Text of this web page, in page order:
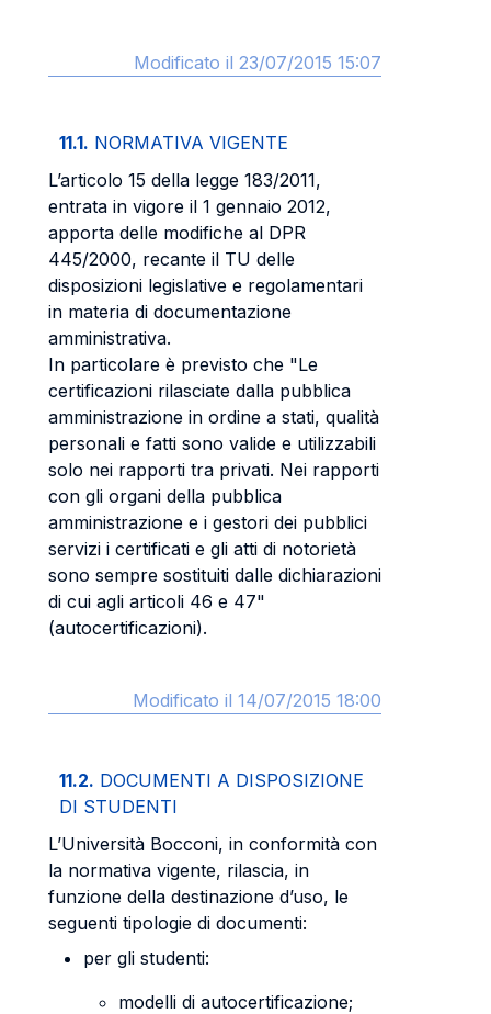
Modificato il 23/07/2015 15:07
11.1. NORMATIVA VIGENTE
L’articolo 15 della legge 183/2011,
entrata in vigore il 1 gennaio 2012,
apporta delle modifiche al DPR
445/2000, recante il TU delle
disposizioni legislative e regolamentari
in materia di documentazione
amministrativa.
In particolare è previsto che "Le
certificazioni rilasciate dalla pubblica
amministrazione in ordine a stati, qualità
personali e fatti sono valide e utilizzabili
solo nei rapporti tra privati. Nei rapporti
con gli organi della pubblica
amministrazione e i gestori dei pubblici
servizi i certificati e gli atti di notorietà
sono sempre sostituiti dalle dichiarazioni
di cui agli articoli 46 e 47"
(autocertificazioni).
Modificato il 14/07/2015 18:00
11.2. DOCUMENTI A DISPOSIZIONE
DI STUDENTI
L’Università Bocconi, in conformità con
la normativa vigente, rilascia, in
funzione della destinazione d’uso, le
seguenti tipologie di documenti:
per gli studenti:
modelli di autocertificazione;